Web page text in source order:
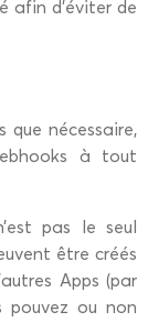
afin d’éviter de
que nécessaire,
à tout
pas le seul
être créés
Apps (par
pouvez ou non